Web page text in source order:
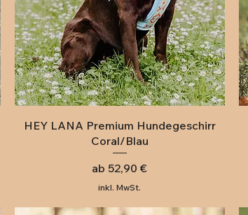
Schnellansicht
HEY LANA Premium Hundegeschirr
Coral/Blau
ab 52,90 €
Sale-Preis
inkl. MwSt.